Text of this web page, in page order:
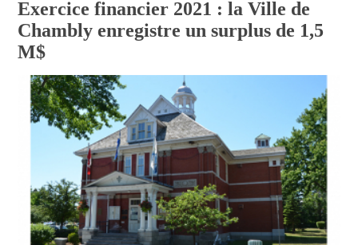
Exercice financier 2021 : la Ville de
Chambly enregistre un surplus de 1,5
M$